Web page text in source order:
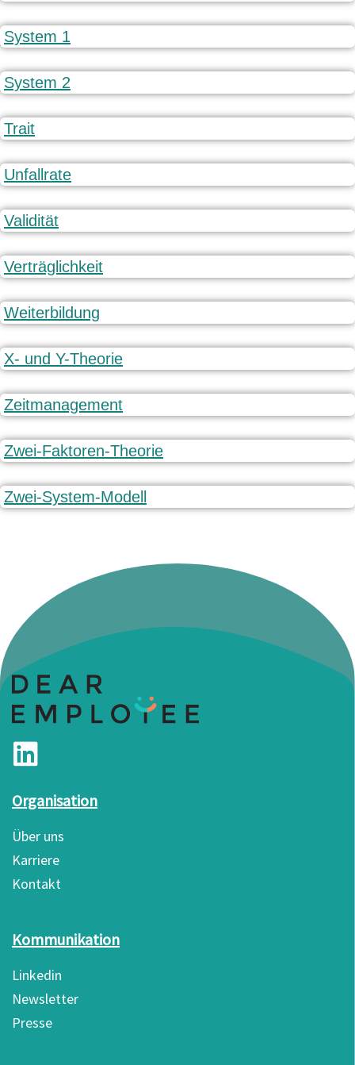
System 1
System 2
Trait
Unfallrate
Validität
Verträglichkeit
Weiterbildung
X- und Y-Theorie
Zeitmanagement
Zwei-Faktoren-Theorie
Zwei-System-Modell
Organisation
Über uns
Karriere
Kontakt
Kommunikation
Linkedin
Newsletter
Presse